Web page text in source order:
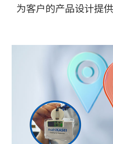
为客户的产品设计提